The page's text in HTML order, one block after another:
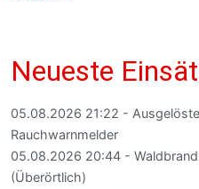
Neueste
05.08.2026 21:22 -
Rauchwarnmelder
05.08.2026 20:44 - Waldbrand
(Überörtlich)